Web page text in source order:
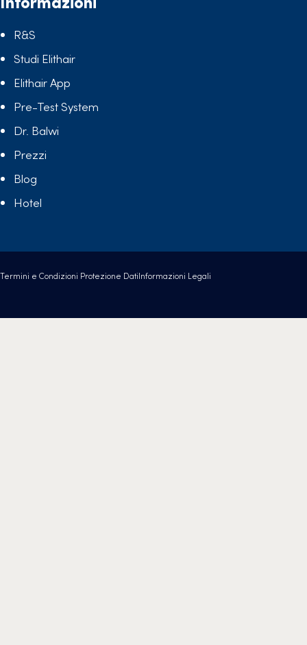
R&S
Studi Elithair
Elithair App
Pre-Test System
Dr. Balwi
Prezzi
Blog
Hotel
Termini e Condizioni Protezione DatiInformazioni Legali